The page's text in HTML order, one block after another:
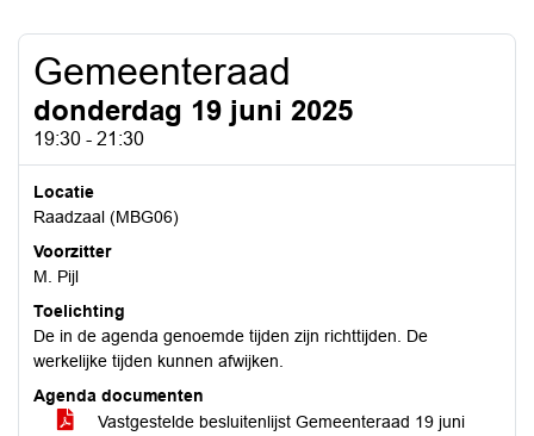
Gemeenteraad
donderdag 19 juni 2025
19:30 - 21:30
Locatie
Raadzaal (MBG06)
Voorzitter
M. Pijl
Toelichting
De in de agenda genoemde tijden zijn richttijden. De
werkelijke tijden kunnen afwijken.
Agenda documenten
Vastgestelde besluitenlijst Gemeenteraad 19 juni